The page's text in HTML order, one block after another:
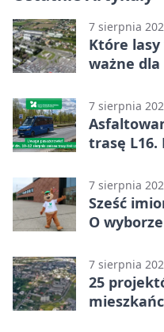
7 sierpnia
Które lasy
ważne dla
7 sierpnia
trasę L16.
7 sierpnia
Sześć
O
7 sierpnia
25